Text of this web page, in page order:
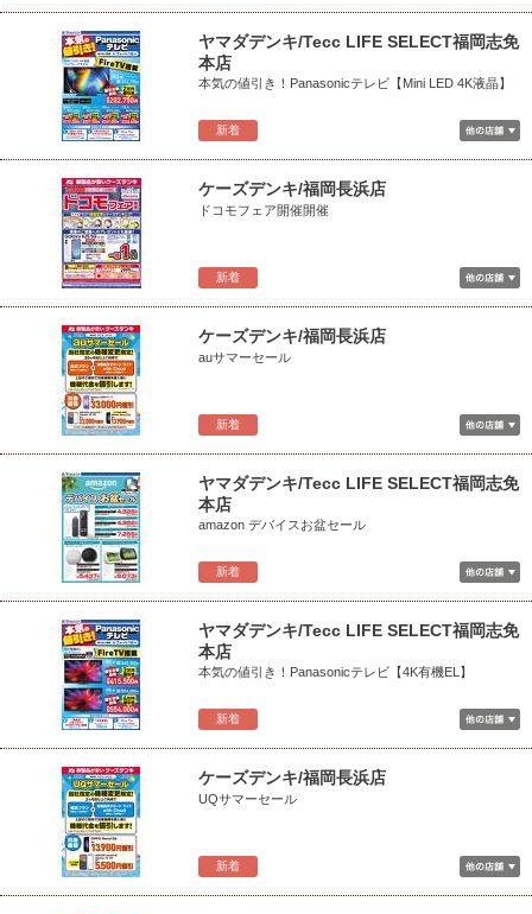
新着
ヤマダデンキ/Tecc LIFE SELECT福岡志免
本店
本気の値引き！Panasonicテレビ【Mini LED 4K液晶】
新着
ケーズデンキ/福岡長浜店
ドコモフェア開催開催
新着
ケーズデンキ/福岡長浜店
auサマーセール
新着
ヤマダデンキ/Tecc LIFE SELECT福岡志免
本店
amazon デバイスお盆セール
新着
ヤマダデンキ/Tecc LIFE SELECT福岡志免
本店
本気の値引き！Panasonicテレビ【4K有機EL】
新着
ケーズデンキ/福岡長浜店
UQサマーセール